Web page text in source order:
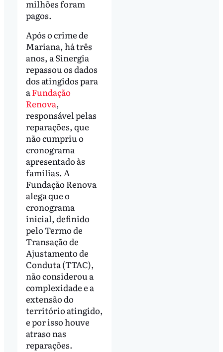
milhões foram
pagos.
Após o crime de
Mariana, há três
anos, a Sinergia
repassou os dados
dos atingidos para
aFundação
Renova,
responsável pelas
reparações, que
não cumpriu o
cronograma
apresentado às
famílias. A
Fundação Renova
alega que o
cronograma
inicial, definido
pelo Termo de
Transação de
Ajustamento de
Conduta (TTAC),
não considerou a
complexidade e a
extensão do
território atingido,
e por isso houve
atraso nas
reparações.